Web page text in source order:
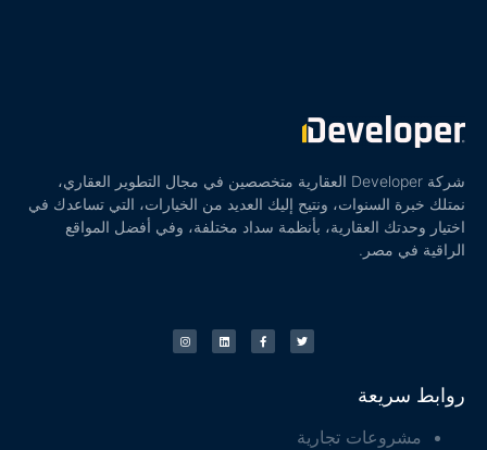
شركة Developer العقارية متخصصين في مجال التطوير العقاري،
نمتلك خبرة السنوات، ونتيح إليك العديد من الخيارات، التي تساعدك في
اختيار وحدتك العقارية، بأنظمة سداد مختلفة، وفي أفضل المواقع
الراقية في مصر.
روابط سريعة
مشروعات تجارية